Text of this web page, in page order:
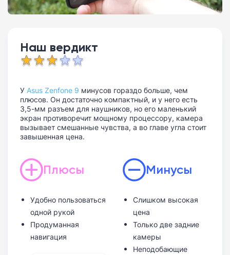
Наш вердикт
У Asus Zenfone 9 минусов гораздо больше, чем
плюсов. Он достаточно компактный, и у него есть
3,5-мм разъем для наушников, но его маленький
экран противоречит мощному процессору, камера
вызывает смешанные чувства, а во главе угла стоит
завышенная цена.
Плюсы
Удобно пользоваться
одной рукой
Продуманная
навигация
Минусы
Слишком высокая
цена
Только две задние
камеры
Неподобающие